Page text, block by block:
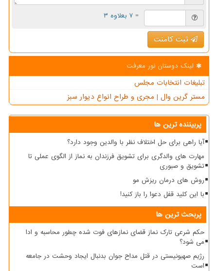
= ۷ بعلاوه ۳
ثبت کامنت
لینک دوستان نور معرفت
تبلیغات انتخابات مجلس
مستر گرین وال | مجری و طراح انواع دیوار سبز
پربیننده ترین ها
آیا راهی برای حل اختلاف نظر با والدین وجود دارد؟
مهارت های والدگری برای تشویق فرزندان به نماز از الگوی عملی تا
تشویق و صبوری
روش های درمان ریزش مو
با این کلید قفل دعوا را باز کنید!
پربحث ترین ها
حکم شرعی تارک نماز قضای نمازهای فوت شده چطور محاسبه و ادا
می شود؟
رژیم صهیونیستی در قتل مداح جوان بدنبال ایجاد وحشت در جامعه
است